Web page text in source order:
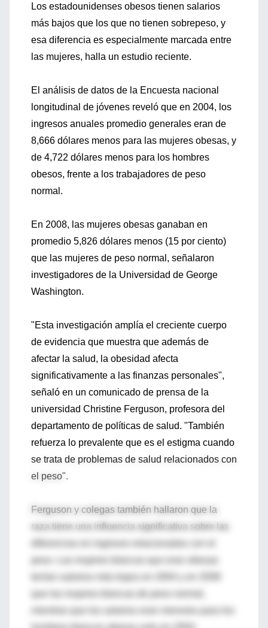
Los estadounidenses obesos tienen salarios
más bajos que los que no tienen sobrepeso, y
esa diferencia es especialmente marcada entre
las mujeres, halla un estudio reciente.
El análisis de datos de la Encuesta nacional
longitudinal de jóvenes reveló que en 2004, los
ingresos anuales promedio generales eran de
8,666 dólares menos para las mujeres obesas, y
de 4,722 dólares menos para los hombres
obesos, frente a los trabajadores de peso
normal.
En 2008, las mujeres obesas ganaban en
promedio 5,826 dólares menos (15 por ciento)
que las mujeres de peso normal, señalaron
investigadores de la Universidad de George
Washington.
"Esta investigación amplía el creciente cuerpo
de evidencia que muestra que además de
afectar la salud, la obesidad afecta
significativamente a las finanzas personales",
señaló en un comunicado de prensa de la
universidad Christine Ferguson, profesora del
departamento de políticas de salud. "También
refuerza lo prevalente que es el estigma cuando
se trata de problemas de salud relacionados con
el peso".
Ferguson y colegas también hallaron que la
raza tiene una influencia significativa sobre las
diferencias en ingresos relacionadas con el
tenían salarios más bajos en 2004 y en 2008